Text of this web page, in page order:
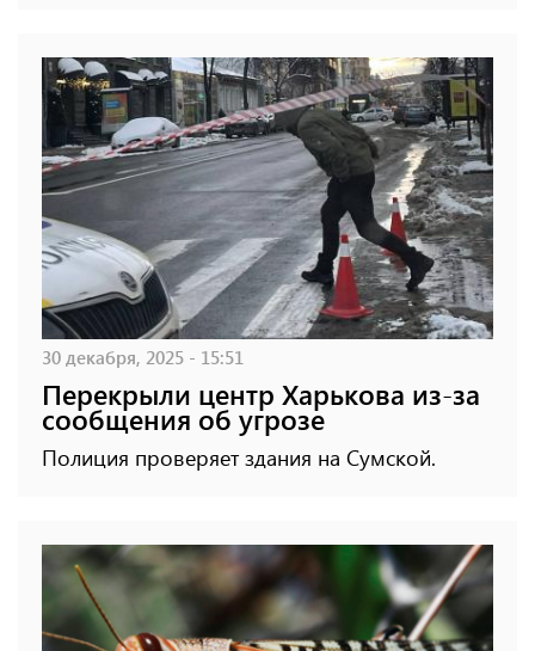
30 декабря, 2025 - 15:51
Перекрыли центр Харькова из-за
сообщения об угрозе
Полиция проверяет здания на Сумской.